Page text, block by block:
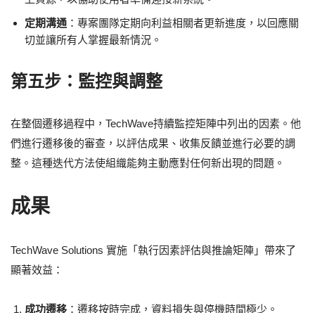
定期溝通 ：專案團隊定期向利益相關者更新進度，以回應關
切並讓所有人掌握最新情況。
第五步：監控與調整
在整個遷移過程中，TechWave持續監控矩陣中列出的因素。他
們進行遷移後的審查，以評估成果、收集反饋並進行必要的調
整。這種迭代方法使組織能夠主動應對任何新出現的問題。
成果
TechWave Solutions 實施「執行因素評估與推論矩陣」帶來了
顯著效益：
成功遷移 ：遷移按時完成，資料損失與停機時間極少。